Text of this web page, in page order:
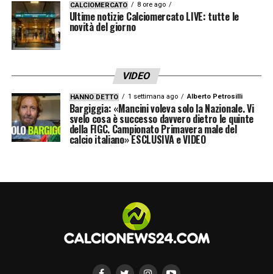
CALCIOMERCATO 8 ore ago
Ultime notizie Calciomercato LIVE: tutte le
novità del giorno
VIDEO
HANNO DETTO 1 settimana ago Alberto Petrosilli
Bargiggia: «Mancini voleva solo la Nazionale. Vi
svelo cosa è successo davvero dietro le quinte
della FIGC. Campionato Primavera male del
calcio italiano» ESCLUSIVA e VIDEO